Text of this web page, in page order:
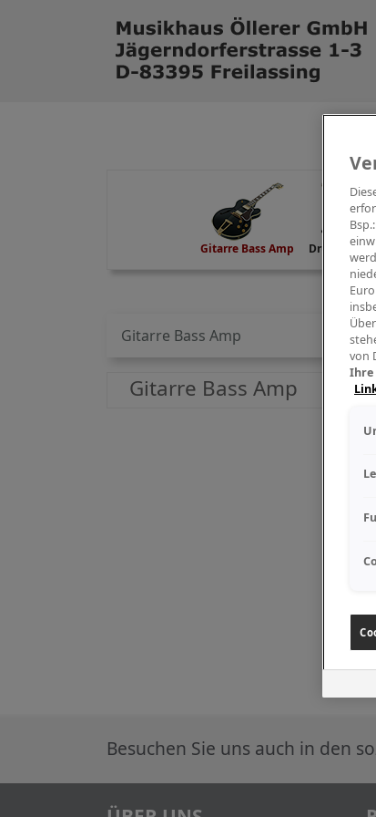
Gitarre Bass Amp Drums
Gitarre Bass Amp
Gitarre Bass Amp
Besuchen Sie uns auch in den
von
Ihre